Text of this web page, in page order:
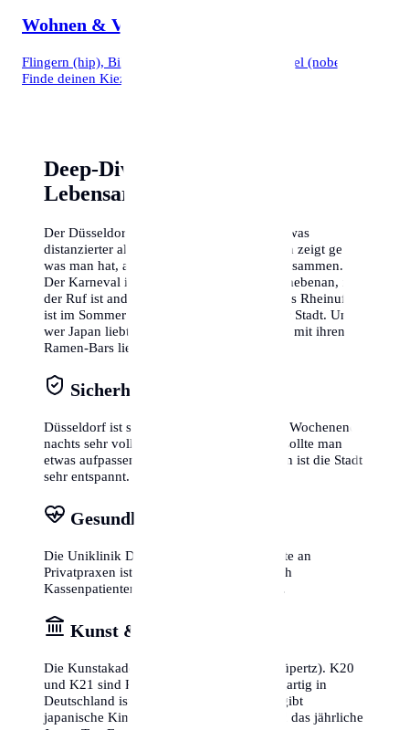
Wohnen & Viertel
Flingern (hip), Bilk (studentisch) oder Oberkassel (nobel)?
Finde deinen Kiez.
Deep-Dive: Düsseldorfer
Lebensart
Der Düsseldorfer ist rheinisch-froh, aber etwas
distanzierter als der Kölner (sagt man). Man zeigt gerne,
was man hat, aber man feiert auch gerne zusammen.
Der Karneval ist hier genauso wichtig wie nebenan, nur
der Ruf ist anders ('Helau' statt 'Alaaf'!). Das Rheinufer
ist im Sommer das zweite Wohnzimmer der Stadt. Und
wer Japan liebt, wird die Immermannstraße mit ihren
Ramen-Bars lieben.
Sicherheit & Altstadt
Düsseldorf ist sicher. Die Altstadt kann am Wochenende
nachts sehr voll und alkoholisiert sein, da sollte man
etwas aufpassen ('Bolkerstraße'). Ansonsten ist die Stadt
sehr entspannt.
Gesundheitswesen
Die Uniklinik Düsseldorf ist top. Die Dichte an
Privatpraxen ist traditionell hoch, aber auch
Kassenpatienten werden sehr gut versorgt.
Kunst & Little Tokyo
Die Kunstakademie hat Weltruf (Beuys, Lüpertz). K20
und K21 sind Pflicht für Kunstfans. Einzigartig in
Deutschland ist die japanische Kultur: Es gibt
japanische Kindergärten, Supermärkte und das jährliche